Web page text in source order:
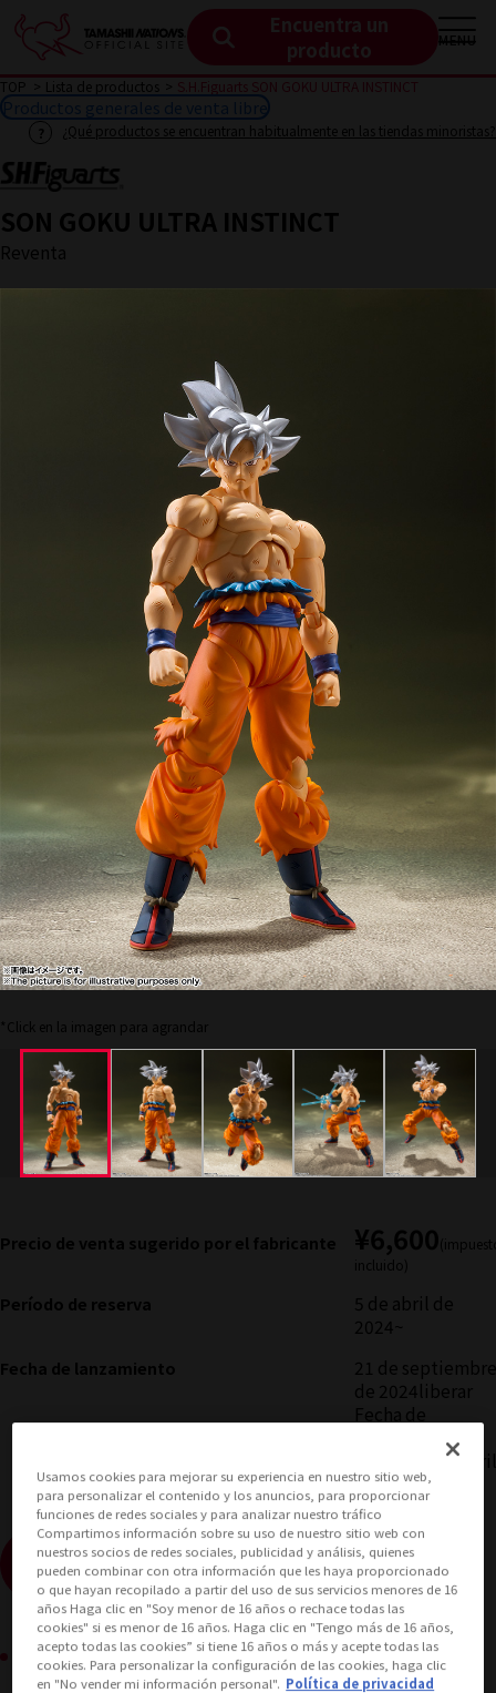
Encuentra un
producto
MENU
TOP Lista de productos S.H.Figuarts SON GOKU ULTRA INSTINCT
SON GOKU ULTRA INSTINCT
Reventa
Productos generales de venta libre
¿Qué productos se encuentran habitualmente en las tiendas minoristas?
*Click en la imagen para agrandar
Precio de venta sugerido por el fabricante ¥6,600
incluido)
Período de reserva
5 de abril de
2024~
Fecha de lanzamiento
21 de septiembre
de 2024liberar
Fecha de
lanzamiento
inicial: 18 de abril
de 2020
Ver el sitio de ventas(Abrir ventana modal)
Área de compra de productos
Usamos cookies para mejorar su experiencia en nuestro sitio web,
para personalizar el contenido y los anuncios, para proporcionar
funciones de redes sociales y para analizar nuestro tráfico
Compartimos información sobre su uso de nuestro sitio web con
nuestros socios de redes sociales, publicidad y análisis, quienes
pueden combinar con otra información que les haya proporcionado
o que hayan recopilado a partir del uso de sus servicios menores de 16
años Haga clic en "Soy menor de 16 años o rechace todas las
cookies" si es menor de 16 años. Haga clic en "Tengo más de 16 años,
acepto todas las cookies” si tiene 16 años o más y acepte todas las
cookies. Para personalizar la configuración de las cookies, haga clic
en "No vender mi información personal". Política de privacidad